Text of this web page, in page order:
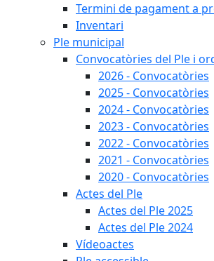
Termini de pagament a
Inventari
Ple municipal
Convocatòries del Ple i
2026 - Convocatòries
2025 - Convocatòries
2024 - Convocatòries
2023 - Convocatòries
2022 - Convocatòries
2021 - Convocatòries
2020 - Convocatòries
Actes del Ple
Actes del Ple 2025
Actes del Ple 2024
Vídeoactes